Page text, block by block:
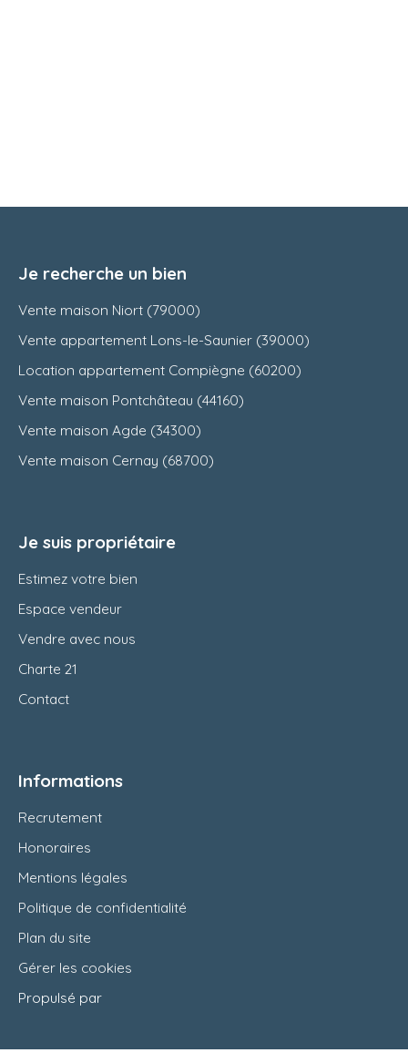
Je recherche un bien
Vente maison Niort (79000)
Vente appartement Lons-le-Saunier (39000)
Location appartement Compiègne (60200)
Vente maison Pontchâteau (44160)
Vente maison Agde (34300)
Vente maison Cernay (68700)
Je suis propriétaire
Estimez votre bien
Espace vendeur
Vendre avec nous
Charte 21
Contact
Informations
Recrutement
Honoraires
Mentions légales
Politique de confidentialité
Plan du site
Gérer les cookies
Propulsé par